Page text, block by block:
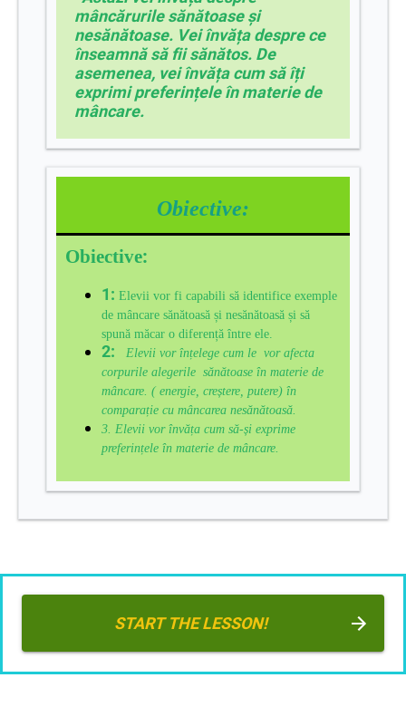
mâncărurile sănătoase și
nesănătoase. Vei învăța despre ce
înseamnă să fii sănătos. De
asemenea, vei învăța cum să îți
exprimi preferințele în materie de
mâncare.
Obiective:
Obiective:
1: Elevii vor fi capabili să identifice exemple
de mâncare sănătoasă și nesănătoasă și să
spună măcar o diferență între ele.
2:
Elevii vor înțelege cum le vor afecta
corpurile alegerile sănătoase în materie de
mâncare. ( energie, creștere, putere) în
comparație cu mâncarea nesănătoasă.
3. Elevii vor învăța cum să-și exprime
preferințele în materie de mâncare.
START THE LESSON!